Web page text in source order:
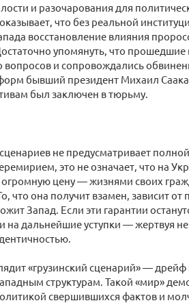
и разочарования для
что без реальной
восстановление влияния
упомянуть, что прошедшие
и сопровождались
бывший президент Михаил
был заключен в тюрьму.
не предусматривает
это не означает, что на
цену — жизнями своих
она получит взамен, зависит от
Запад. Если эти гарантии
дальнейшие уступки — жертвуя
«грузинский сценарий» —
структурам. Такой «мир»
свершившихся фактов и